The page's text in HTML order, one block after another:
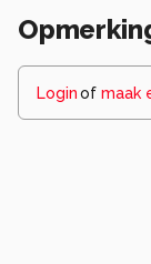
Loginof maak